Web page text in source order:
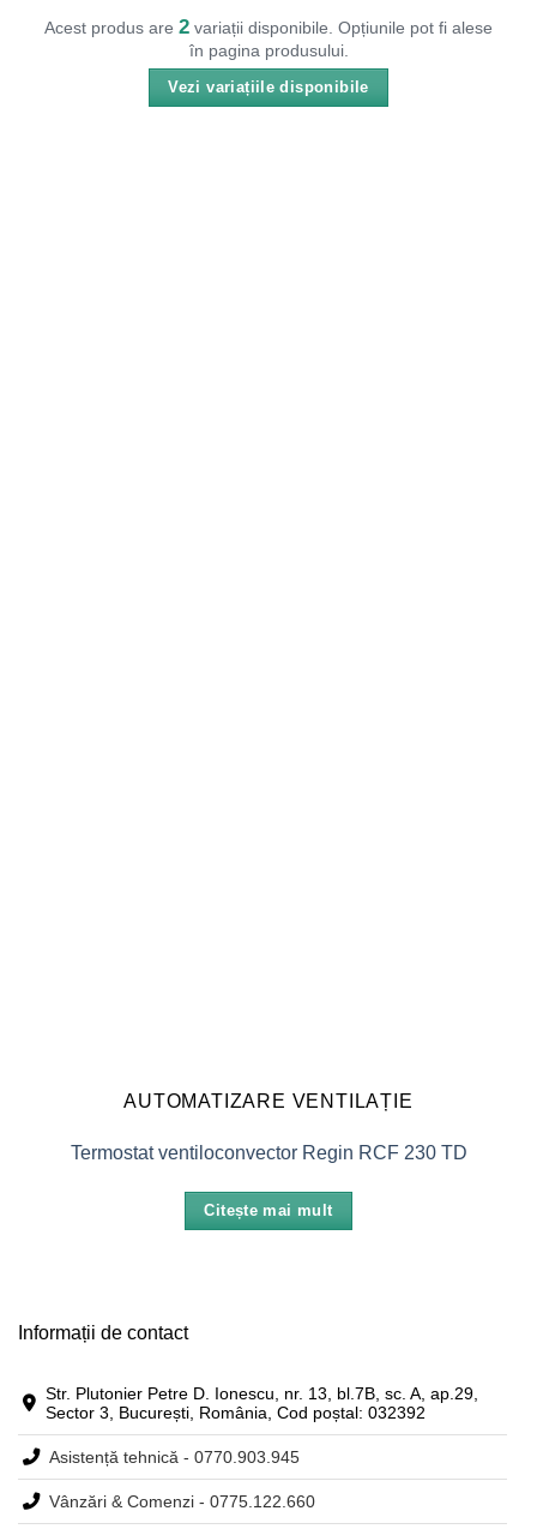
Acest produs are 2 variații disponibile. Opțiunile pot fi alese
în pagina produsului.
Vezi variațiile disponibile
AUTOMATIZARE VENTILAȚIE
Termostat ventiloconvector Regin RCF 230 TD
Citește mai mult
Informații de contact
Str. Plutonier Petre D. Ionescu, nr. 13, bl.7B, sc. A, ap.29,
Sector 3, București, România, Cod poștal: 032392
Asistență tehnică - 0770.903.945
Vânzări & Comenzi - 0775.122.660